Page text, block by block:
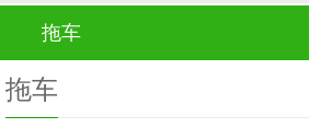
拖车
拖车